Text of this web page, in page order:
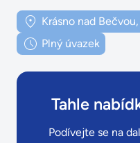
Krásno nad
Plný úvazek
Tahle
Podívejte se na